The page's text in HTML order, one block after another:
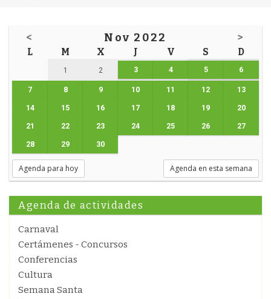
< Nov 2022 >
L M X J V S D
1 2 3 4 5 6
7 8 9 10 11 12 13
14 15 16 17 18 19 20
21 22 23 24 25 26 27
28 29 30
Agenda para hoy Agenda en esta semana
Agenda de actividades
Carnaval
Certámenes - Concursos
Conferencias
Cultura
Semana Santa